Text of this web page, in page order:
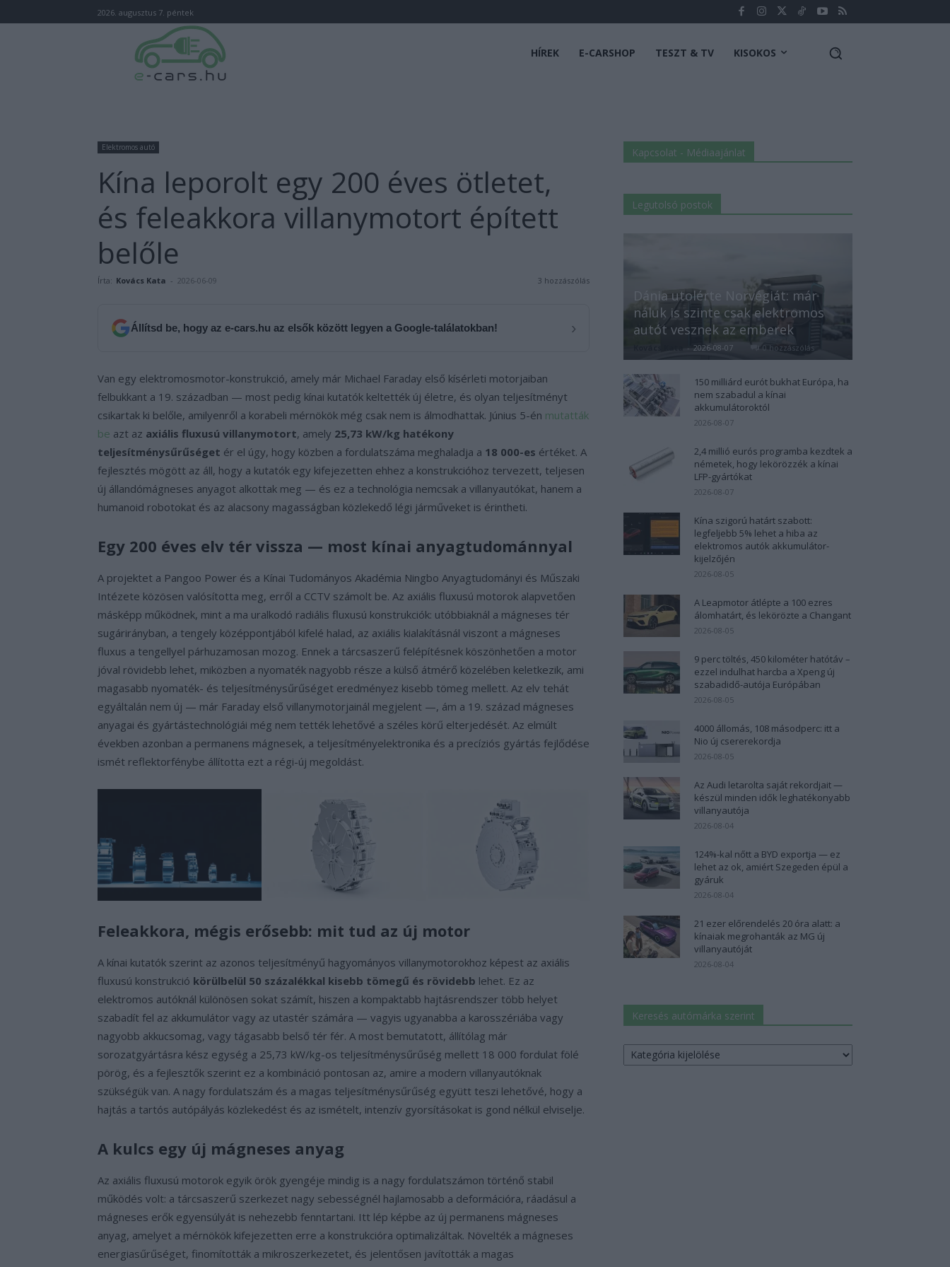
2026. augusztus 7. péntek
HÍREK E-CARSHOP TESZT & TV KISOKOS
Elektromos autó
Kína leporolt egy 200 éves ötletet,
és feleakkora villanymotort épített
belőle
Írta: Kovács Kata - 2026-06-09 3 hozzászólás
Állítsd be, hogy az e-cars.hu az elsők között legyen a Google-találatokban! ›
Van egy elektromosmotor-konstrukció, amely már Michael Faraday első kísérleti motorjaiban
felbukkant a 19. században — most pedig kínai kutatók keltették új életre, és olyan teljesítményt
csikartak ki belőle, amilyenről a korabeli mérnökök még csak nem is álmodhattak. Június 5-én mutatták
be azt az axiális fluxusú villanymotort, amely 25,73 kW/kg hatékony
teljesítménysűrűséget ér el úgy, hogy közben a fordulatszáma meghaladja a 18 000-es értéket. A
fejlesztés mögött az áll, hogy a kutatók egy kifejezetten ehhez a konstrukcióhoz tervezett, teljesen
új állandómágneses anyagot alkottak meg — és ez a technológia nemcsak a villanyautókat, hanem a
humanoid robotokat és az alacsony magasságban közlekedő légi járműveket is érintheti.
Egy 200 éves elv tér vissza — most kínai anyagtudománnyal
A projektet a Pangoo Power és a Kínai Tudományos Akadémia Ningbo Anyagtudományi és Műszaki
Intézete közösen valósította meg, erről a CCTV számolt be. Az axiális fluxusú motorok alapvetően
másképp működnek, mint a ma uralkodó radiális fluxusú konstrukciók: utóbbiaknál a mágneses tér
sugárirányban, a tengely középpontjából kifelé halad, az axiális kialakításnál viszont a mágneses
fluxus a tengellyel párhuzamosan mozog. Ennek a tárcsaszerű felépítésnek köszönhetően a motor
jóval rövidebb lehet, miközben a nyomaték nagyobb része a külső átmérő közelében keletkezik, ami
magasabb nyomaték- és teljesítménysűrűséget eredményez kisebb tömeg mellett. Az elv tehát
egyáltalán nem új — már Faraday első villanymotorjainál megjelent —, ám a 19. század mágneses
anyagai és gyártástechnológiái még nem tették lehetővé a széles körű elterjedését. Az elmúlt
években azonban a permanens mágnesek, a teljesítményelektronika és a precíziós gyártás fejlődése
ismét reflektorfénybe állította ezt a régi-új megoldást.
Feleakkora, mégis erősebb: mit tud az új motor
A kínai kutatók szerint az azonos teljesítményű hagyományos villanymotorokhoz képest az axiális
fluxusú konstrukció körülbelül 50 százalékkal kisebb tömegű és rövidebb lehet. Ez az
elektromos autóknál különösen sokat számít, hiszen a kompaktabb hajtásrendszer több helyet
szabadít fel az akkumulátor vagy az utastér számára — vagyis ugyanabba a karosszériába vagy
nagyobb akkucsomag, vagy tágasabb belső tér fér. A most bemutatott, állítólag már
sorozatgyártásra kész egység a 25,73 kW/kg-os teljesítménysűrűség mellett 18 000 fordulat fölé
pörög, és a fejlesztők szerint ez a kombináció pontosan az, amire a modern villanyautóknak
szükségük van. A nagy fordulatszám és a magas teljesítménysűrűség együtt teszi lehetővé, hogy a
hajtás a tartós autópályás közlekedést és az ismételt, intenzív gyorsításokat is gond nélkül elviselje.
A kulcs egy új mágneses anyag
Az axiális fluxusú motorok egyik örök gyengéje mindig is a nagy fordulatszámon történő stabil
működés volt: a tárcsaszerű szerkezet nagy sebességnél hajlamosabb a deformációra, ráadásul a
mágneses erők egyensúlyát is nehezebb fenntartani. Itt lép képbe az új permanens mágneses
anyag, amelyet a mérnökök kifejezetten erre a konstrukcióra optimalizáltak. Növelték a mágneses
energiasűrűséget, finomították a mikroszerkezetet, és jelentősen javították a magas
Kapcsolat - Médiaajánlat
Legutolsó postok
Dánia utolérte Norvégiát: már
náluk is szinte csak elektromos
autót vesznek az emberek
- 2026-08-07 0 hozzászólás
150 milliárd eurót bukhat Európa, ha
nem szabadul a kínai
akkumulátoroktól
2026-08-07
2,4 millió eurós programba kezdtek a
németek, hogy lekörözzék a kínai
LFP-gyártókat
2026-08-07
Kína szigorú határt szabott:
legfeljebb 5% lehet a hiba az
elektromos autók akkumulátor-
kijelzőjén
2026-08-05
A Leapmotor átlépte a 100 ezres
álomhatárt, és lekörözte a Changant
2026-08-05
9 perc töltés, 450 kilométer hatótáv –
ezzel indulhat harcba a Xpeng új
szabadidő-autója Európában
2026-08-05
4000 állomás, 108 másodperc: itt a
Nio új csererekordja
2026-08-05
Az Audi letarolta saját rekordjait —
készül minden idők leghatékonyabb
villanyautója
2026-08-04
124%-kal nőtt a BYD exportja — ez
lehet az ok, amiért Szegeden épül a
gyáruk
2026-08-04
21 ezer előrendelés 20 óra alatt: a
kínaiak megrohanták az MG új
villanyautóját
2026-08-04
Keresés autómárka szerint
Keresés
autómárka